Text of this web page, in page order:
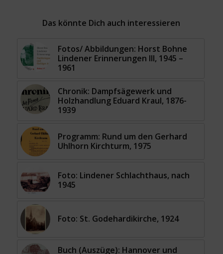
Das könnte Dich auch interessieren
Fotos/ Abbildungen: Horst Bohne
Lindener Erinnerungen III, 1945 –
1961
Chronik: Dampfsägewerk und
Holzhandlung Eduard Kraul, 1876-
1939
Programm: Rund um den Gerhard
Uhlhorn Kirchturm, 1975
Foto: Lindener Schlachthaus, nach
1945
Foto: St. Godehardikirche, 1924
Buch (Auszüge): Hannover und